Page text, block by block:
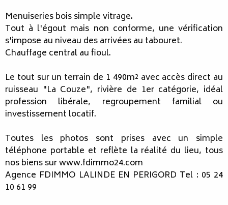
Menuiseries bois simple vitrage.
Tout à l'égout mais non conforme, une vérification
s'impose au niveau des arrivées au tabouret.
Chauffage central au fioul.
Le tout sur un terrain de 1 490m² avec accès direct au
ruisseau "La Couze", rivière de 1er catégorie, idéal
profession libérale, regroupement familial ou
investissement locatif.
Toutes les photos sont prises avec un simple
téléphone portable et reflète la réalité du lieu, tous
nos biens sur www.fdimmo24.com
Agence FDIMMO LALINDE EN PERIGORD Tel : 05 24
10 61 99